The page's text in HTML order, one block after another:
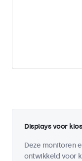
Displays voor
Deze monitoren
ontwikkeld voor